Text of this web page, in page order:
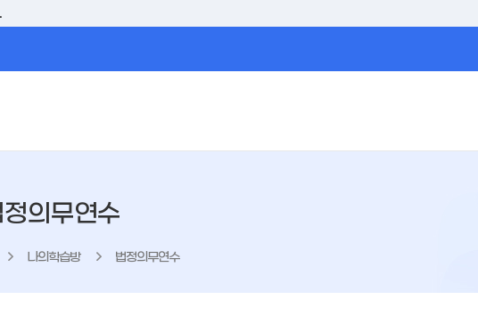
정의무연수
나의학습방 법정의무연수